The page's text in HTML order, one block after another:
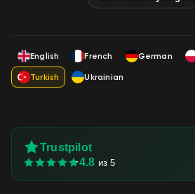
English French German
Turkish
Ukrainian
Trustpilot
4.8 из 5